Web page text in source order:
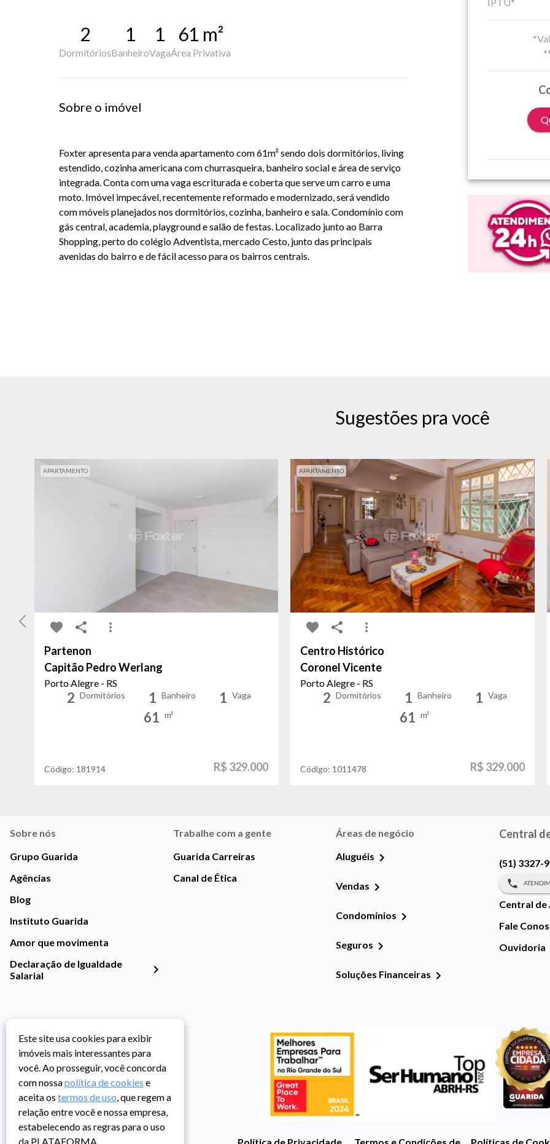
2
Dormitórios
1
Banheiro
1
Vaga
61 m²
Área Privativa
Sobre o imóvel
Foxter apresenta para venda apartamento com 61m² sendo dois dormitórios, living
estendido, cozinha americana com churrasqueira, banheiro social e área de serviço
integrada. Conta com uma vaga escriturada e coberta que serve um carro e uma
moto. Imóvel impecável, recentemente reformado e modernizado, será vendido
com móveis planejados nos dormitórios, cozinha, banheiro e sala. Condomínio com
gás central, academia, playground e salão de festas. Localizado junto ao Barra
Shopping, perto do colégio Adventista, mercado Cesto, junto das principais
avenidas do bairro e de fácil acesso para os bairros centrais.
Sugestões pra você
APARTAMENTO
Partenon
Capitão Pedro Werlang
Porto Alegre - RS
2 Dormitórios 1 Banheiro 1 Vaga
61 m²
Código: 181914 R$ 329.000
APARTAMENTO
Centro Histórico
Coronel Vicente
Porto Alegre - RS
2 Dormitórios 1 Banheiro 1 Vaga
61 m²
Código: 1011478 R$ 329.000
Sobre nós
Grupo Guarida
Agências
Blog
Instituto Guarida
Amor que movimenta
Declaração de Igualdade
Salarial
Trabalhe com a gente
Guarida Carreiras
Canal de Ética
Áreas de negócio
Aluguéis
Vendas
Condomínios
Seguros
Soluções Financeiras
Central
(51) 3327-
Central de
Fale
Ouvidoria
Política de Privacidade Termos e Condições de UsoPolíticas de
Este site usa cookies para exibir
imóveis mais interessantes para
você. Ao prosseguir, você concorda
com nossapolítica de cookies e
aceita os termos de uso, que regem a
relação entre você e nossa empresa,
estabelecendo as regras para o uso
da PLATAFORMA.